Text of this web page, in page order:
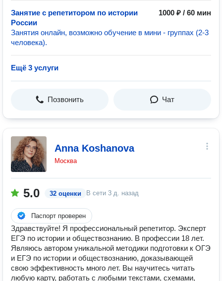
Занятие с репетитором по истории
России
1000 ₽ / 60 мин
Занятия онлайн, возможно обучение в мини - группах (2-3
человека).
Ещё 3 услуги
Позвонить Чат
Anna Koshanova
Москва
5.0 32 оценки В сети 3 д. назад
Паспорт проверен
Здравствуйте! Я профессиональный репетитор. Эксперт
ЕГЭ по истории и обществознанию. В профессии 18 лет.
Являюсь автором уникальной методики подготовки к ОГЭ
и ЕГЭ по истории и обществознанию, доказывающей
свою эффективность много лет. Вы научитесь читать
любую карту, работать с любыми текстами, схемами,